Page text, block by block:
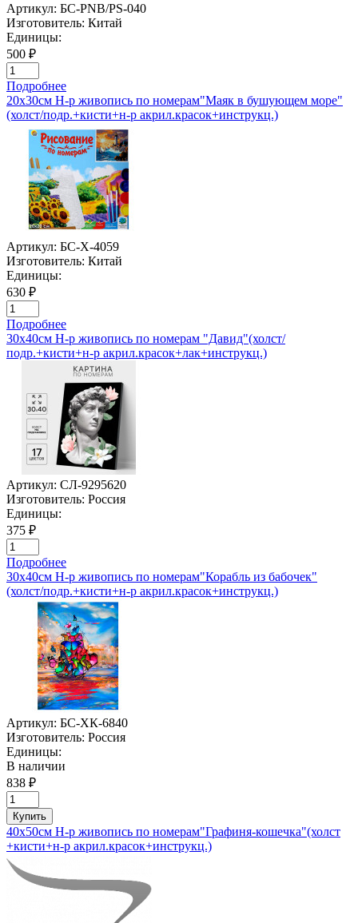
Артикул: БС-PNB/PS-040
Изготовитель: Китай
Единицы:
500 ₽
Подробнее
20х30см Н-р живопись по номерам"Маяк в бушующем море"
(холст/подр.+кисти+н-р акрил.красок+инструкц.)
Артикул: БС-Х-4059
Изготовитель: Китай
Единицы:
630 ₽
Подробнее
30х40см Н-р живопись по номерам "Давид"(холст/
подр.+кисти+н-р акрил.красок+лак+инструкц.)
Артикул: СЛ-9295620
Изготовитель: Россия
Единицы:
375 ₽
Подробнее
30х40см Н-р живопись по номерам"Корабль из бабочек"
(холст/подр.+кисти+н-р акрил.красок+инструкц.)
Артикул: БС-ХК-6840
Изготовитель: Россия
Единицы:
В наличии
838 ₽
Купить
40х50см Н-р живопись по номерам"Графиня-кошечка"(холст
+кисти+н-р акрил.красок+инструкц.)